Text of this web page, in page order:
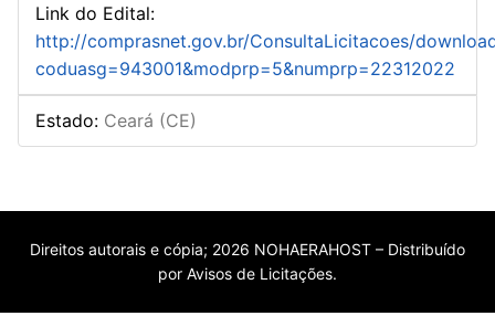
Link do Edital:
http://comprasnet.gov.br/ConsultaLicitacoes/
coduasg=943001&modprp=5&numprp=22312022
Estado: Ceará (CE)
Direitos autorais e cópia; 2026 NOHAERAHOST – Distribuído
por Avisos de Licitações.